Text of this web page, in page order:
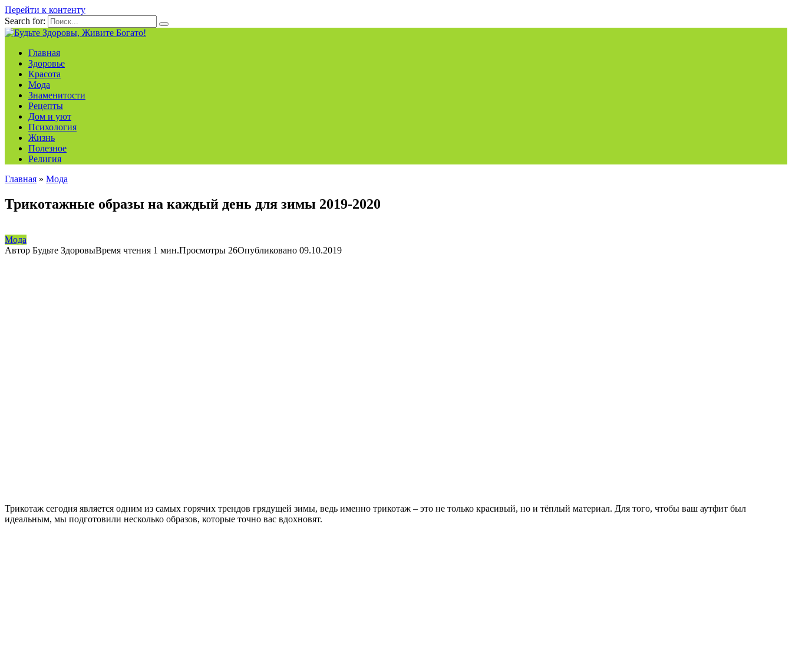
Перейти к контенту
Search for:
Главная
Здоровье
Красота
Мода
Знаменитости
Рецепты
Дом и уют
Психология
Жизнь
Полезное
Религия
Главная » Мода
Трикотажные образы на каждый день для зимы 2019-2020
Мода
Автор Будьте ЗдоровыВремя чтения 1 мин.Просмотры 26Опубликовано 09.10.2019
Трикотаж сегодня является одним из самых горячих трендов грядущей зимы, ведь именно трикотаж – это не только красивый, но и тёплый материал. Для того, чтобы ваш аутфит был
идеальным, мы подготовили несколько образов, которые точно вас вдохновят.